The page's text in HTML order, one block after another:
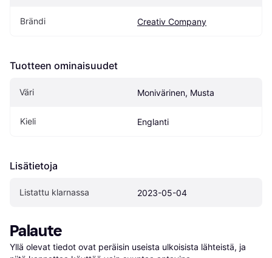
Brändi Creativ Company
Tuotteen ominaisuudet
Väri Monivärinen, Musta
Kieli Englanti
Lisätietoja
Listattu klarnassa 2023-05-04
Palaute
Yllä olevat tiedot ovat peräisin useista ulkoisista lähteistä, ja